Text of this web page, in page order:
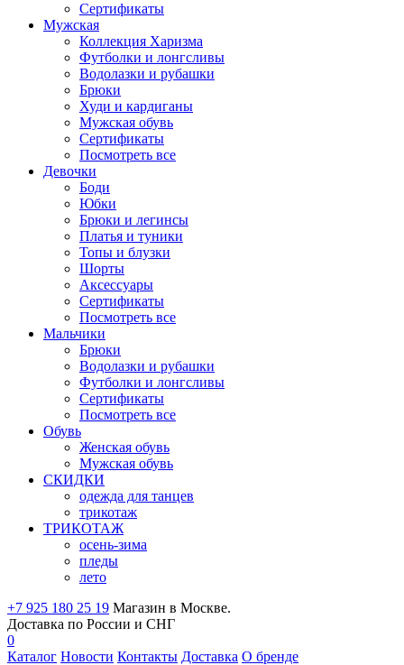
Сертификаты
Мужская
Коллекция Харизма
Футболки и лонгсливы
Водолазки и рубашки
Брюки
Худи и кардиганы
Мужская обувь
Сертификаты
Посмотреть все
Девочки
Боди
Юбки
Брюки и легинсы
Платья и туники
Топы и блузки
Шорты
Аксессуары
Сертификаты
Посмотреть все
Мальчики
Брюки
Водолазки и рубашки
Футболки и лонгсливы
Сертификаты
Посмотреть все
Обувь
Женская обувь
Мужская обувь
СКИДКИ
одежда для танцев
трикотаж
ТРИКОТАЖ
осень-зима
пледы
лето
+7 925 180 25 19 Магазин в Москве.
Доставка по России и СНГ
0
Каталог Новости Контакты Доставка О бренде